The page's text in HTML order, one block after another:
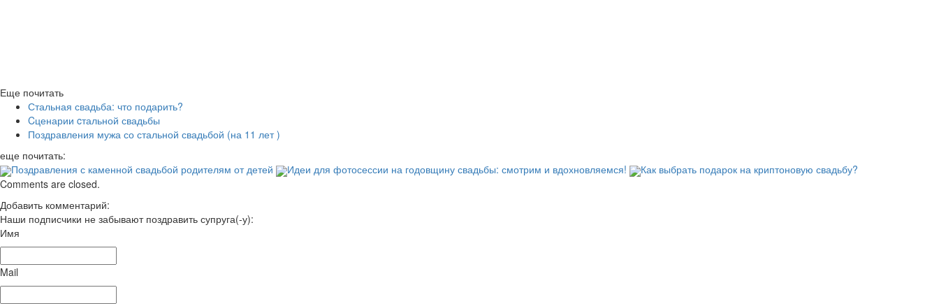
Еще почитать
Стальная свадьба: что подарить?
Cценарии cтальной свадьбы
Поздравления мужа со стальной свадьбой (на 11 лет )
еще почитать:
Поздравления с каменной свадьбой родителям от детей
Идеи для фотосессии на годовщину свадьбы: смотрим и вдохновляемся!
Как выбрать подарок на криптоновую свадьбу?
Comments are closed.
Добавить комментарий:
Наши подписчики не забывают поздравить супруга(-у):
Имя
Mail